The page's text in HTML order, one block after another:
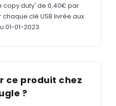
bobine
copy duty' de 0,40€ par
clé USB livrée aux
01-01-2023.
ce produit chez
?